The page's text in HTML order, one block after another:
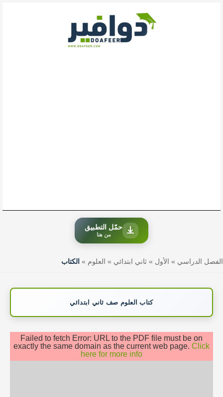
حمّل التطبيق
من هنا
الفصل الدراسي » الأول » ثاني ابتدائي » العلوم » الكتاب
كتاب العلوم صف ثاني ابتدائي
Failed to fetch Error: URL to the PDF file must be on
exactly the same domain as the current web page. Click
here for more info